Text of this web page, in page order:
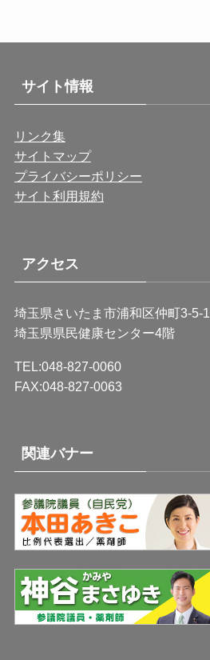
サイト情報
リンク集
サイトマップ
プライバシーポリシー
サイト利用規約
アクセス
埼玉県さいたま市浦和区仲町3-5-1
埼玉県県民健康センター4階
TEL:048-827-0060
FAX:048-827-0063
関連バナー